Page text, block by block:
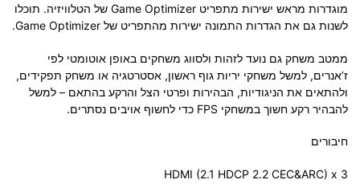
מוגדרות מראש ישירות מתפריט Game Optimizer של הטלוויזיה. תוכלו
לשנות גם את הגדרות התמונה ישירות מהתפריט של Game Optimizer.
ממטב משחק גם נועד לזהות ולסווג משחקים באופן אוטומטי לפי
ז’אנרים, למשל משחקי יריות גוף ראשון, אסטרטגיה או משחק תפקידים,
ולהתאים את הניגודיות, הבהירות ופרטי הצל והרקע בהתאם – למשל
להבהיר רקע חשוך במשחקי FPS כדי לחשוף אויבים נסתרים.
חיבורים
HDMI (2.1 HDCP 2.2 CEC&ARC) x 3